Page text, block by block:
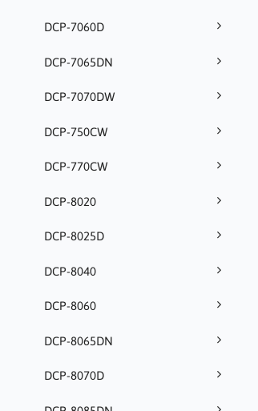
DCP-7060D
DCP-7065DN
DCP-7070DW
DCP-750CW
DCP-770CW
DCP-8020
DCP-8025D
DCP-8040
DCP-8060
DCP-8065DN
DCP-8070D